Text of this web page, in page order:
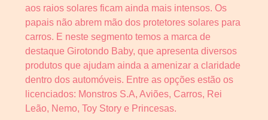
aos raios solares ficam ainda mais intensos. Os
papais não abrem mão dos protetores solares para
carros. E neste segmento temos a marca de
destaque Girotondo Baby, que apresenta diversos
produtos que ajudam ainda a amenizar a claridade
dentro dos automóveis. Entre as opções estão os
licenciados: Monstros S.A, Aviões, Carros, Rei
Leão, Nemo, Toy Story e Princesas.